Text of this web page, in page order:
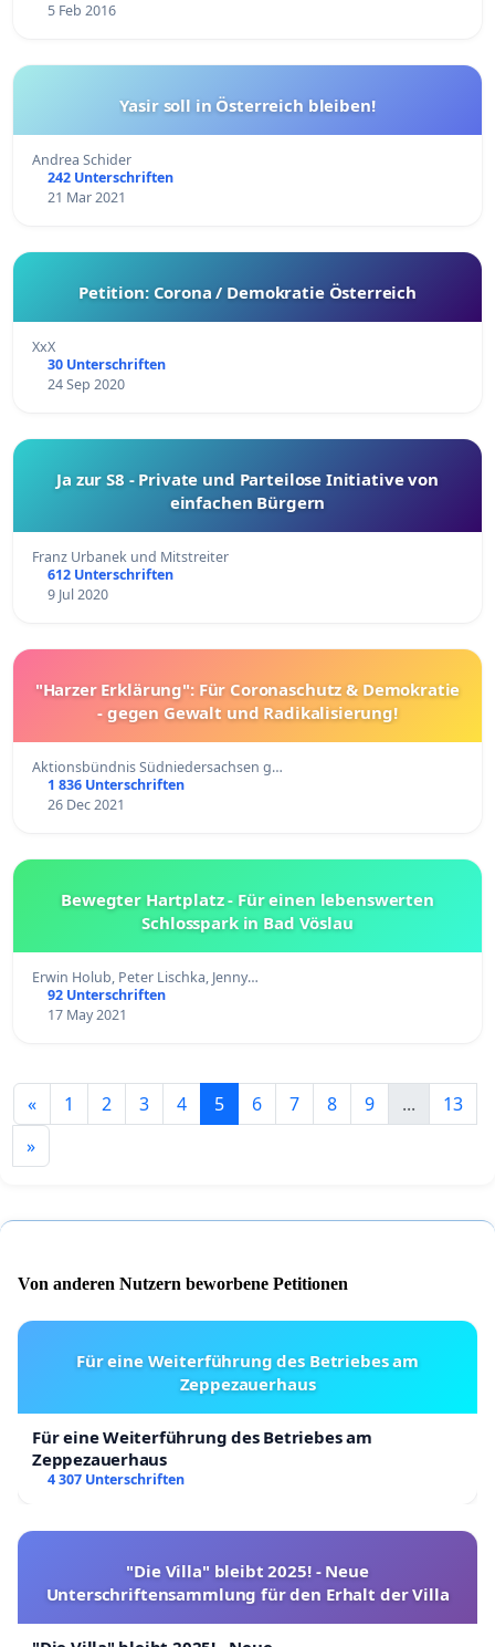
5 Feb 2016
Yasir soll in Österreich bleiben!
Andrea Schider
242 Unterschriften
21 Mar 2021
Petition: Corona / Demokratie Österreich
XxX
30 Unterschriften
24 Sep 2020
Ja zur S8 - Private und Parteilose Initiative von
einfachen Bürgern
Franz Urbanek und Mitstreiter
612 Unterschriften
9 Jul 2020
"Harzer Erklärung": Für Coronaschutz & Demokratie
- gegen Gewalt und Radikalisierung!
Aktionsbündnis Südniedersachsen g…
1 836 Unterschriften
26 Dec 2021
Bewegter Hartplatz - Für einen lebenswerten
Schlosspark in Bad Vöslau
Erwin Holub, Peter Lischka, Jenny…
92 Unterschriften
17 May 2021
« 1 2 3 4 5 6 7 8 9 ...
13
»
Von anderen Nutzern beworbene Petitionen
Für eine Weiterführung des Betriebes am
Zeppezauerhaus
Für eine Weiterführung des Betriebes am
Zeppezauerhaus
4 307 Unterschriften
"Die Villa" bleibt 2025! - Neue
Unterschriftensammlung für den Erhalt der Villa